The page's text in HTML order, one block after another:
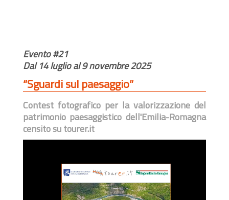
Evento #21
Dal 14 luglio al 9 novembre 2025
“Sguardi sul paesaggio”
Contest fotografico per la valorizzazione del
patrimonio paesaggistico dell'Emilia-Romagna
censito su tourer.it